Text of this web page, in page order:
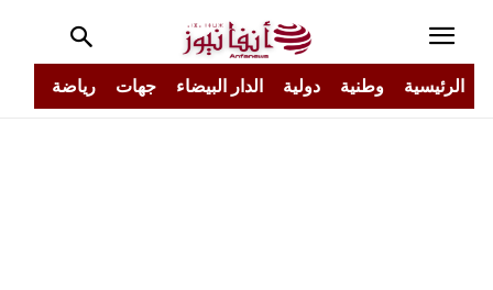
الرئيسية وطنية دولية الدار البيضاء جهات رياضة